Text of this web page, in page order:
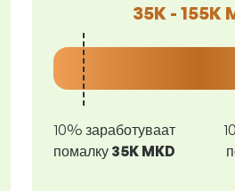
35K - 155K
10% заработуваат
помалку 35K MKD